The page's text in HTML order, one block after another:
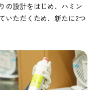
の設計をはじめ、ハミン
いただくため、新たに2つ